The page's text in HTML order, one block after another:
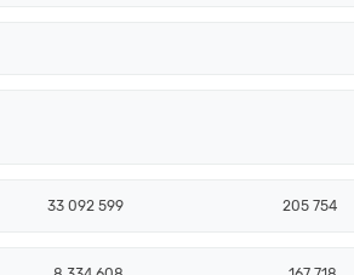
33 092 599 205 754